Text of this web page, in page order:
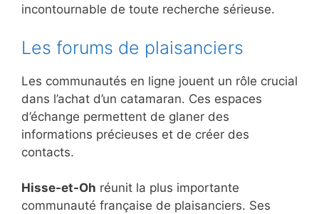
incontournable de toute recherche sérieuse.
Les forums de plaisanciers
Les communautés en ligne jouent un rôle crucial
dans l’achat d’un catamaran. Ces espaces
d’échange permettent de glaner des
informations précieuses et de créer des
contacts.
Hisse-et-Oh réunit la plus importante
communauté française de plaisanciers. Ses